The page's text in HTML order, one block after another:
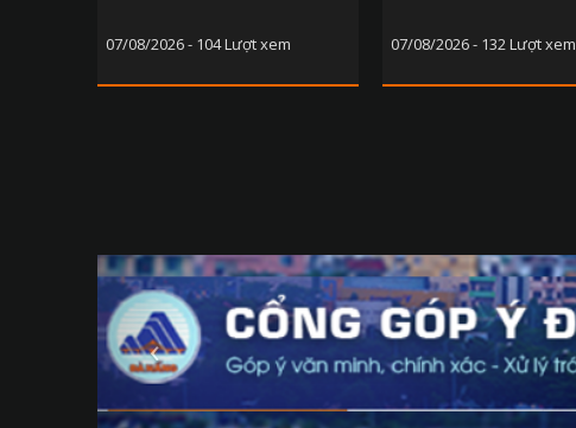
07/08/2026 - 104 Lượt xem 07/08/2026 - 132 Lượt xem